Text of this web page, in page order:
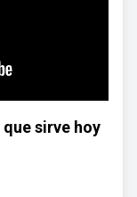
que sirve hoy